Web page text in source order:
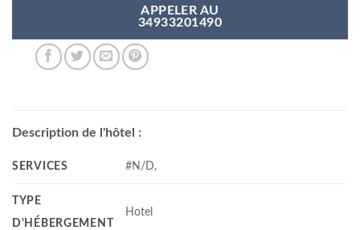
APPELER AU
34933201490
Description de l'hôtel :
SERVICES #N/D,
TYPE
D'HÉBERGEMENT
Hotel